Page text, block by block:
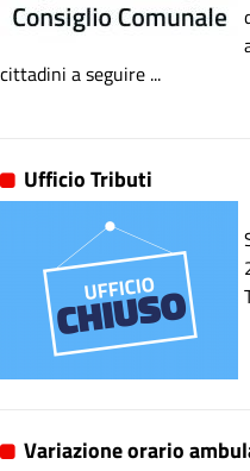
cittadini a seguire ...
Ufficio Tributi
Variazione orario